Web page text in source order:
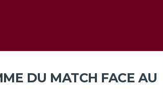
DU MATCH FACE AU